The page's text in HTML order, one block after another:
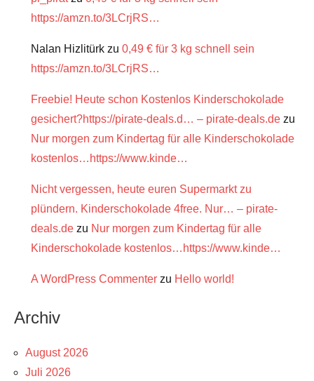
https://amzn.to/3LCrjRS…
Nalan Hizlitürk zu 0,49 € für 3 kg schnell sein
https://amzn.to/3LCrjRS…
Freebie! Heute schon Kostenlos Kinderschokolade
gesichert?https://pirate-deals.d… – pirate-deals.de zu
Nur morgen zum Kindertag für alle Kinderschokolade
kostenlos…https://www.kinde…
Nicht vergessen, heute euren Supermarkt zu
plündern. Kinderschokolade 4free. Nur… – pirate-
deals.de zu Nur morgen zum Kindertag für alle
Kinderschokolade kostenlos…https://www.kinde…
A WordPress Commenter zu Hello world!
Archiv
August 2026
Juli 2026